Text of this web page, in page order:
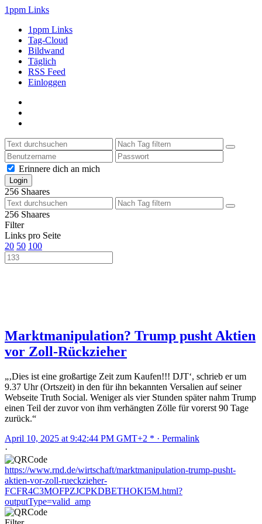
1ppm Links
1ppm Links
Tag-Cloud
Bildwand
Täglich
RSS Feed
Einloggen
Erinnere dich an mich
256 Shaares
256 Shaares
Filter
Links pro Seite
20 50 100
Marktmanipulation? Trump pusht Aktien
vor Zoll-Rückzieher
„‚Dies ist eine großartige Zeit zum Kaufen!!! DJT‘, schrieb er um
9.37 Uhr (Ortszeit) in den für ihn bekannten Versalien auf seiner
Webseite Truth Social. Weniger als vier Stunden später nahm Trump
einen Teil der zuvor von ihm verhängten Zölle für vorerst 90 Tage
zurück.“
April 10, 2025 at 9:42:44 PM GMT+2 * · Permalink
·
https://www.rnd.de/wirtschaft/marktmanipulation-trump-pusht-
aktien-vor-zoll-rueckzieher-
FCFR4C3MOFPZJCPKDBETHOKI5M.html?
outputType=valid_amp